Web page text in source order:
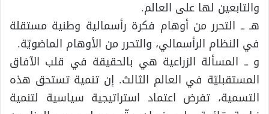
والتابعين لها على العالم.
هـ ــ التحرر من أوهام فكرة رأسمالية وطنية مستقلة
في النظام الرأسمالي، والتحرر من الأوهام الماضويّة.
و ــ المسألة الزراعية هي بالحقيقة في قلب الآفاق
المستقبليّة في العالم الثالث. إن تنمية تستحق هذه
التسمية، تفرض اعتماد استراتيجية سياسية لتنمية